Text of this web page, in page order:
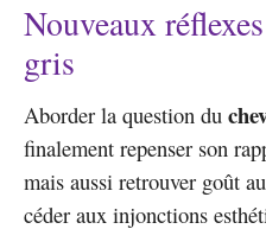
Nouveaux
gris
Aborder la question du
finalement repenser son
mais aussi retrouver goût
céder aux injonctions